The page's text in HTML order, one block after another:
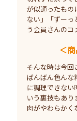
が似通ったもの
ない」「ずーっ
う会員さんのコ
＜
そんな時は今回
ばんばん色んな
に調理できな
いう裏技もあり
肉がやわらかく